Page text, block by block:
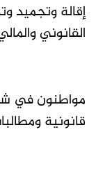
إقالة وتجميد
القانوني
مواطنون في
قانونية